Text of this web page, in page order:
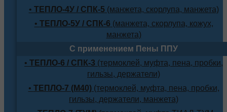
• ТЕПЛО-4У / СПК-5 (манжета, скорлупа, манжета)
• ТЕПЛО-5У / СПК-6 (манжета, скорлупа, кожух,
манжета)
С применением Пены ППУ
• ТЕПЛО-6 / СПК-3 (термоклей, муфта, пена, пробки,
гильзы, держатели)
• ТЕПЛО-7 (М40)(термоклей, муфта, пена, пробки,
гильзы, держатели, манжета)